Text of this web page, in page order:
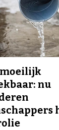
moeilijk
nu